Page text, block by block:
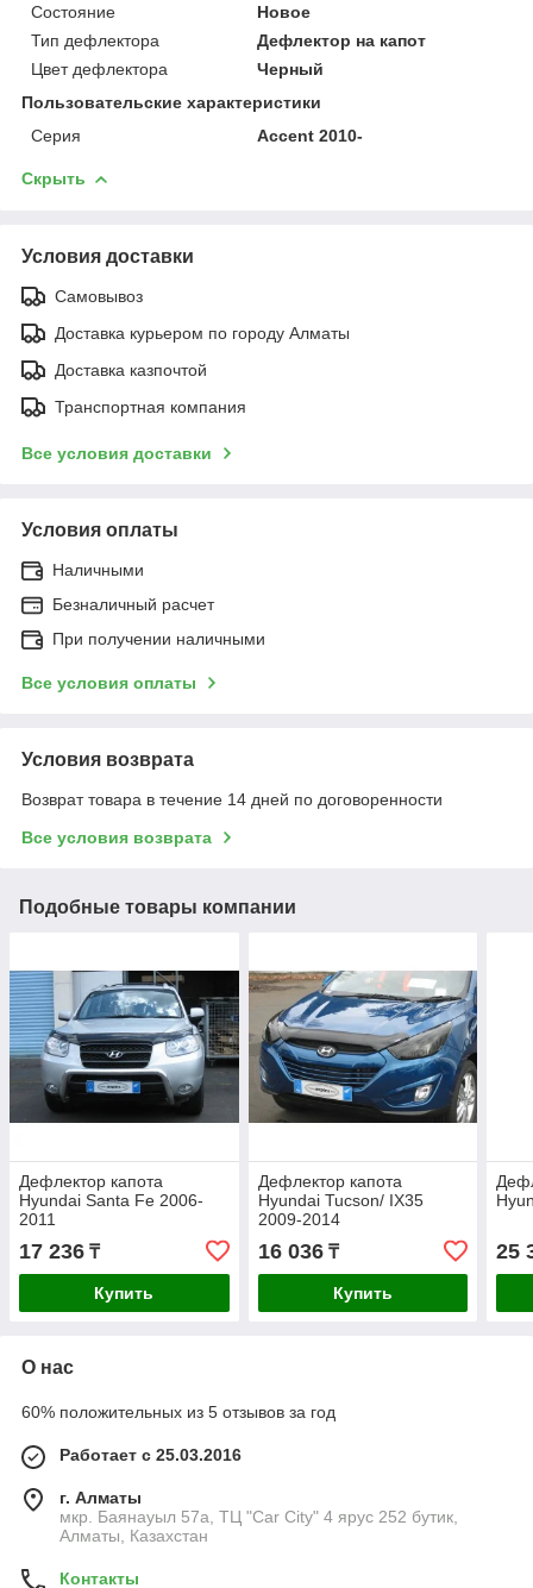
Состояние
Новое
Тип дефлектора
Дефлектор на капот
Цвет дефлектора
Черный
Пользовательские характеристики
Серия
Accent 2010-
Скрыть
Условия доставки
Самовывоз
Доставка курьером по городу Алматы
Доставка казпочтой
Транспортная компания
Все условия доставки
Условия оплаты
Наличными
Безналичный расчет
При получении наличными
Все условия оплаты
Условия возврата
Возврат товара в течение 14 дней по договоренности
Все условия возврата
Подобные товары компании
Дефлектор капота
Hyundai Santa Fe 2006-
2011
17 236 ₸
Купить
Дефлектор капота
Hyundai Tucson/ IX35
2009-2014
16 036₸
Купить
25
О нас
60% положительных из 5 отзывов за год
Работает с 25.03.2016
г. Алматы
мкр. Баянауыл 57а, ТЦ "Car Сity" 4 ярус 252 бутик,
Алматы, Казахстан
Контакты